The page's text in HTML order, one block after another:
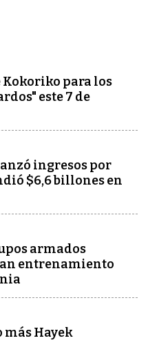
Kokoriko para los
este 7 de
ingresos por
$6,6 billones en
armados
entrenamiento
más Hayek